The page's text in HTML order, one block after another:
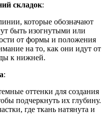
складок:
которые обозначают
быть изогнутыми или
от формы и положения
на то, как они идут от
к нижней.
:
оттенки для создания
подчеркнуть их глубину.
где ткань натянута и